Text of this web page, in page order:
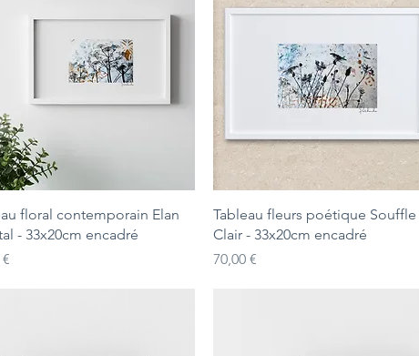
floral contemporain Elan
- 33x20cm encadré
Tableau fleurs poétique Souffle
Clair - 33x20cm encadré
Prix
70,00 €